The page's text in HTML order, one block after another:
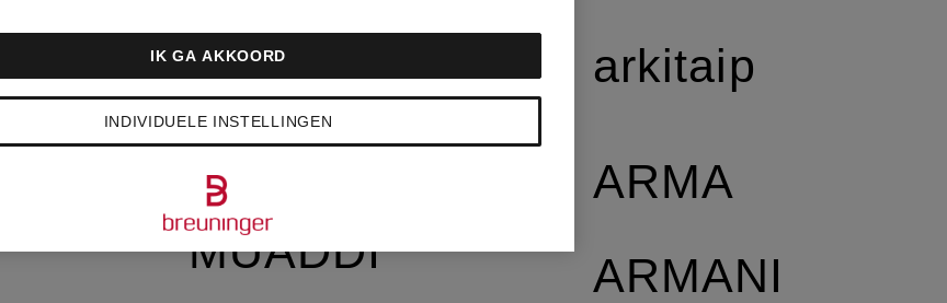
AMI PARIS
AMINA
MUADDI
arkitaip
ARMA
ARMANI
INDIVIDUELE INSTELLINGEN
IK GA AKKOORD